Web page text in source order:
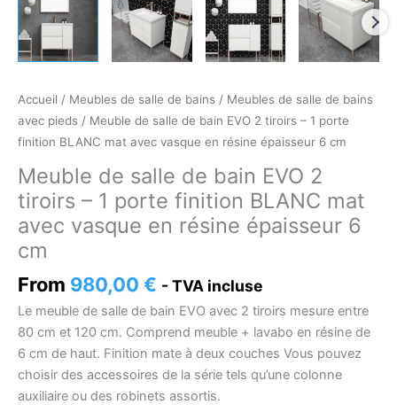
Accueil / Meubles de salle de bains / Meubles de salle de bains
avec pieds / Meuble de salle de bain EVO 2 tiroirs – 1 porte
finition BLANC mat avec vasque en résine épaisseur 6 cm
Meuble de salle de bain EVO 2
tiroirs – 1 porte finition BLANC mat
avec vasque en résine épaisseur 6
cm
From 980,00 € - TVA incluse
Le meuble de salle de bain EVO avec 2 tiroirs mesure entre
80 cm et 120 cm. Comprend meuble + lavabo en résine de
6 cm de haut. Finition mate à deux couches Vous pouvez
choisir des accessoires de la série tels qu’une colonne
auxiliaire ou des robinets assortis.
résine
épaisseur
6